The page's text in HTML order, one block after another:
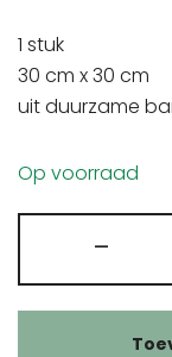
1 stuk
30 cm x 30 cm
uit duurzame
Op voorraad
-